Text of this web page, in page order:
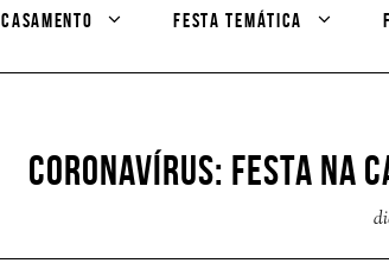
CASAMENTO FESTA TEMÁTICA
CORONAVÍRUS: FESTA NA